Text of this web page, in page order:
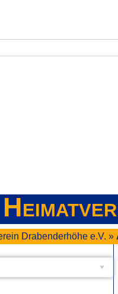
Drabenderhöhe e.V. »